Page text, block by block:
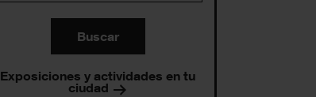
Buscar
Exposiciones y actividades en tu
ciudad